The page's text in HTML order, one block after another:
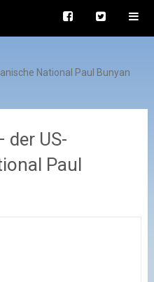
National Paul Bunyan
der US-
Paul